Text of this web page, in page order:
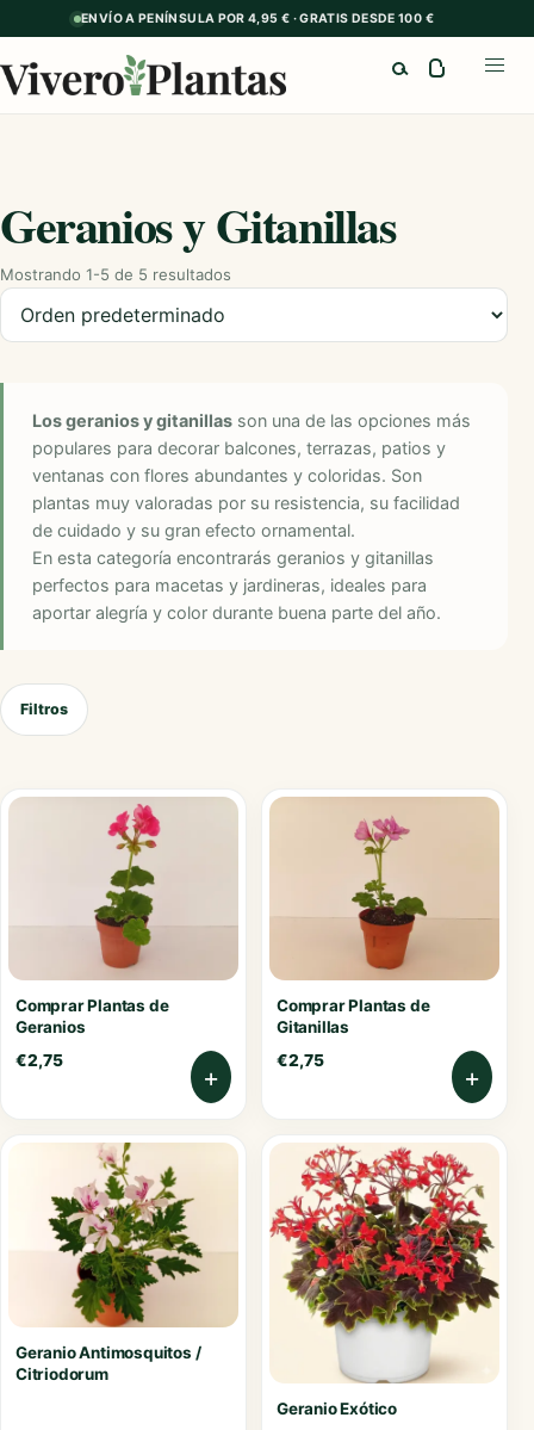
ENVÍO A PENÍNSULA POR 4,95 € · GRATIS DESDE 100 €
Geranios y Gitanillas
Mostrando 1-5 de 5 resultados
Ordenar productos
Los geranios y gitanillas son una de las opciones más
populares para decorar balcones, terrazas, patios y
ventanas con flores abundantes y coloridas. Son
plantas muy valoradas por su resistencia, su facilidad
de cuidado y su gran efecto ornamental.
En esta categoría encontrarás geranios y gitanillas
perfectos para macetas y jardineras, ideales para
aportar alegría y color durante buena parte del año.
Filtros
Comprar Plantas de
Geranios
€2,75
+
Comprar Plantas de
Gitanillas
€2,75
+
Geranio Antimosquitos /
Citriodorum
Geranio Exótico